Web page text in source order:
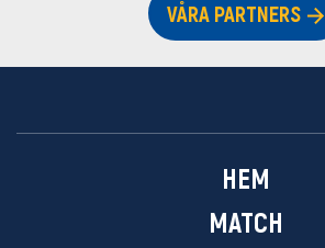
VÅRA PARTNERS
HEM
MATCH